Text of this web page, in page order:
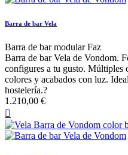
Barra de bar Vela
Barra de bar modular Faz
Barra de bar Vela de Vondom.
configures a tu gusto. Múltiples
colores y acabados con luz.
hostelería.?
1.210,00 €
